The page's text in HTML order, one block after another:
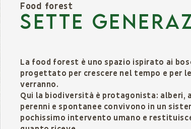
Food forest
Sette
La food forest è uno spazio ispirato ai
progettato per crescere nel tempo e per
verranno.
Qui la biodiversità è protagonista: alberi,
perenni e spontanee convivono in un
pochissimo intervento umano e